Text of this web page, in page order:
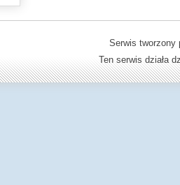
Serwis
Ten serwis działa